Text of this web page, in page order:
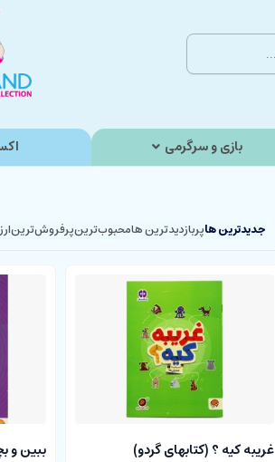
بازی و سرگرمی
جدیدترین هاپربازدیدترین هامحبوب‌‌ترینپرفروش‌ترین
غریبه کیه ؟ (کتابهای گردو)
ببین و